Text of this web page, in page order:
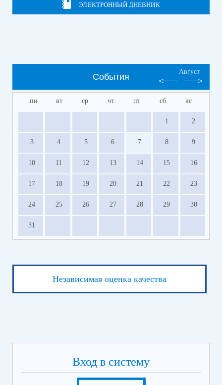
ЭЛЕКТРОННЫЙ ДНЕВНИК
События
Август
пн вт ср чт пт сб вс
1 2
3 4 5 6 7 8 9
10 11 12 13 14 15 16
17 18 19 20 21 22 23
24 25 26 27 28 29 30
31
Независимая оценка качества
Вход в систему